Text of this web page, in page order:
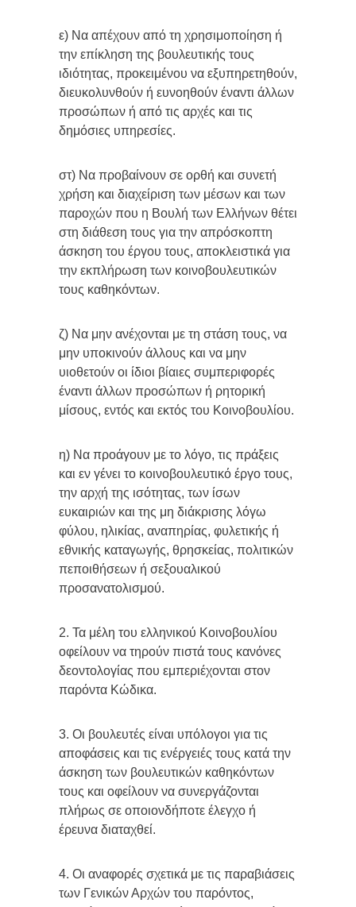
ε) Να απέχουν από τη χρησιμοποίηση ή
την επίκληση της βουλευτικής τους
ιδιότητας, προκειμένου να εξυπηρετηθούν,
διευκολυνθούν ή ευνοηθούν έναντι άλλων
προσώπων ή από τις αρχές και τις
δημόσιες υπηρεσίες.
στ) Να προβαίνουν σε ορθή και συνετή
χρήση και διαχείριση των μέσων και των
παροχών που η Βουλή των Ελλήνων θέτει
στη διάθεση τους για την απρόσκοπτη
άσκηση του έργου τους, αποκλειστικά για
την εκπλήρωση των κοινοβουλευτικών
τους καθηκόντων.
ζ) Να μην ανέχονται με τη στάση τους, να
μην υποκινούν άλλους και να μην
υιοθετούν οι ίδιοι βίαιες συμπεριφορές
έναντι άλλων προσώπων ή ρητορική
μίσους, εντός και εκτός του Κοινοβουλίου.
η) Να προάγουν με το λόγο, τις πράξεις
και εν γένει το κοινοβουλευτικό έργο τους,
την αρχή της ισότητας, των ίσων
ευκαιριών και της μη διάκρισης λόγω
φύλου, ηλικίας, αναπηρίας, φυλετικής ή
εθνικής καταγωγής, θρησκείας, πολιτικών
πεποιθήσεων ή σεξουαλικού
προσανατολισμού.
2. Τα μέλη του ελληνικού Κοινοβουλίου
οφείλουν να τηρούν πιστά τους κανόνες
δεοντολογίας που εμπεριέχονται στον
παρόντα Κώδικα.
3. Οι βουλευτές είναι υπόλογοι για τις
αποφάσεις και τις ενέργειές τους κατά την
άσκηση των βουλευτικών καθηκόντων
τους και οφείλουν να συνεργάζονται
πλήρως σε οποιονδήποτε έλεγχο ή
έρευνα διαταχθεί.
4. Οι αναφορές σχετικά με τις παραβιάσεις
των Γενικών Αρχών του παρόντος,